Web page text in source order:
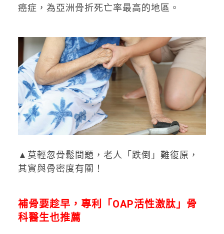
癌症，為亞洲骨折死亡率最高的地區。
▲莫輕忽骨鬆問題，老人「跌倒」難復原，
其實與骨密度有關！
補骨要趁早，專利「OAP活性激肽」骨
科醫生也推薦